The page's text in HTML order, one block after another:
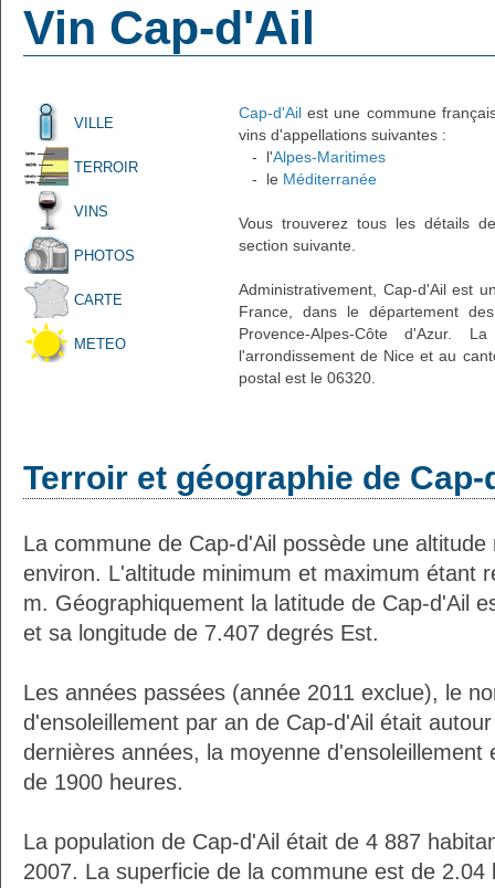
Vin Cap-d'Ail
VILLE
TERROIR
VINS
PHOTOS
CARTE
METEO
Cap-d'Ail est une commune
vins d'appellations suivantes :
- l'Alpes-Maritimes
- le Méditerranée
Vous trouverez tous les détails
section suivante.
Administrativement, Cap-d'Ail est
France, dans le département
Provence-Alpes-Côte d'Azur.
l'arrondissement de Nice et au
postal est le 06320.
Terroir et géographie de
La commune de Cap-d'Ail possède une
environ. L'altitude minimum et maximum étant
m. Géographiquement la latitude de Cap-d'Ail
et sa longitude de 7.407 degrés Est.
Les années passées (année 2011 exclue), le
d'ensoleillement par an de Cap-d'Ail était
dernières années, la moyenne d'ensoleillement
de 1900 heures.
La population de Cap-d'Ail était de 4 887
2007. La superficie de la commune est de 2.04